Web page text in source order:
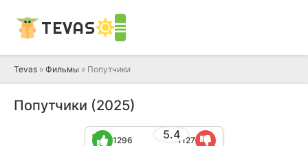
TEVAS
Tevas » Фильмы » Попутчики
Попутчики (2025)
5.4
1296 1127